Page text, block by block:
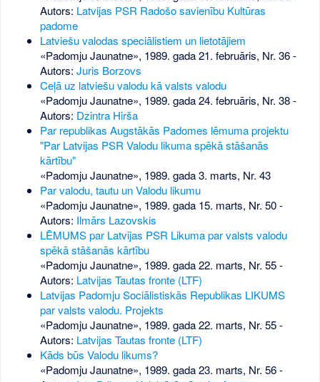
Autors: Latvijas PSR Radošo savienību Kultūras
padome
Latviešu valodas speciālistiem un lietotājiem
«Padomju Jaunatne», 1989. gada 21. februāris, Nr. 36-
Autors: Juris Borzovs
Ceļā uz latviešu valodu kā valsts valodu
«Padomju Jaunatne», 1989. gada 24. februāris, Nr. 38-
Autors: Dzintra Hirša
Par republikas Augstākās Padomes lēmuma projektu
"Par Latvijas PSR Valodu likuma spēkā stāšanās
kārtību"
«Padomju Jaunatne», 1989. gada 3. marts, Nr. 43
Par valodu, tautu un Valodu likumu
«Padomju Jaunatne», 1989. gada 15. marts, Nr. 50-
Autors: Ilmārs Lazovskis
LĒMUMS par Latvijas PSR Likuma par valsts valodu
spēkā stāšanās kārtību
«Padomju Jaunatne», 1989. gada 22. marts, Nr. 55-
Autors: Latvijas Tautas fronte (LTF)
Latvijas Padomju Sociālistiskās Republikas LIKUMS
par valsts valodu. Projekts
«Padomju Jaunatne», 1989. gada 22. marts, Nr. 55-
Autors: Latvijas Tautas fronte (LTF)
Kāds būs Valodu likums?
«Padomju Jaunatne», 1989. gada 23. marts, Nr. 56-